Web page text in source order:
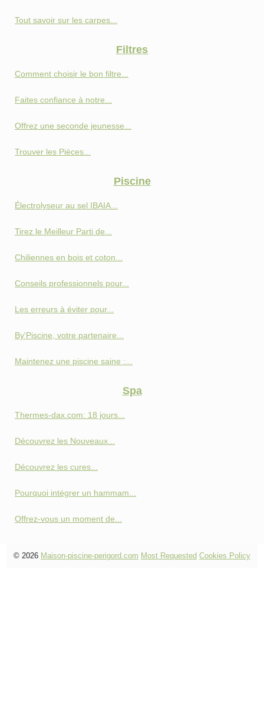
Tout savoir sur les carpes...
Filtres
Comment choisir le bon filtre...
Faites confiance à notre...
Offrez une seconde jeunesse...
Trouver les Pièces...
Piscine
Électrolyseur au sel IBAIA...
Tirez le Meilleur Parti de...
Chiliennes en bois et coton...
Conseils professionnels pour...
Les erreurs à éviter pour...
By'Piscine, votre partenaire...
Maintenez une piscine saine :...
Spa
Thermes-dax.com: 18 jours...
Découvrez les Nouveaux...
Découvrez les cures...
Pourquoi intégrer un hammam...
Offrez-vous un moment de...
© 2026 Maison-piscine-perigord.com Most Requested Cookies Policy